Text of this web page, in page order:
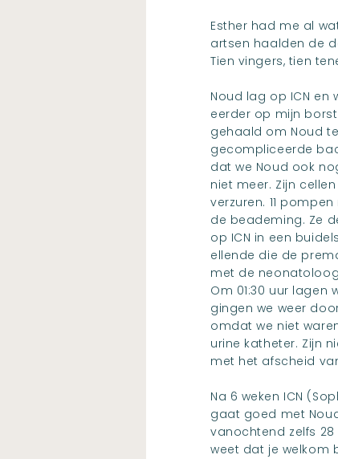
Esther had me al
artsen haalden de
Tien vingers, tien
Noud lag op ICN en
eerder op mijn
gehaald om Noud
gecompliceerde
dat we Noud ook
niet meer. Zijn
verzuren. 11
de beademing. Ze
op ICN in een
ellende die de
met de
Om 01:30 uur lagen
gingen we weer
omdat we niet
urine katheter. Zijn
met het afscheid
Na 6 weken ICN
gaat goed met
vanochtend zelfs 28
weet dat je welkom